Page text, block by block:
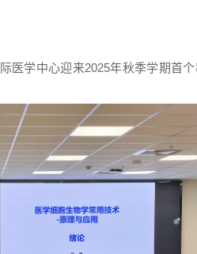
医学中心迎来2025年秋季学期首